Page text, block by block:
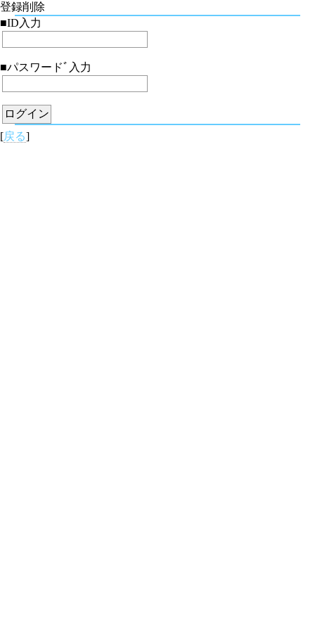
登録削除
■ID入力
■パスワードﾞ入力
[戻る]